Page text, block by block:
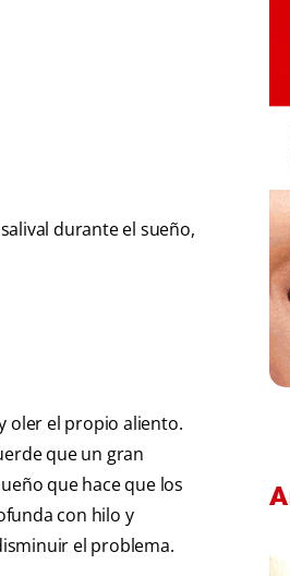
durante el sueño,
oler el propio aliento.
que un gran
que hace que los
con hilo y
el problema.